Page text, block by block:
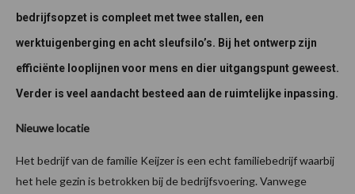
bedrijfsopzet is compleet met twee stallen, een
werktuigenberging en acht sleufsilo’s. Bij het ontwerp zijn
efficiënte looplijnen voor mens en dier uitgangspunt geweest.
Verder is veel aandacht besteed aan de ruimtelijke inpassing.
Nieuwe locatie
Het bedrijf van de familie Keijzer is een echt familiebedrijf waarbij
het hele gezin is betrokken bij de bedrijfsvoering. Vanwege